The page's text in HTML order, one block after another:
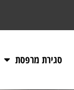
סגירת מרפסת